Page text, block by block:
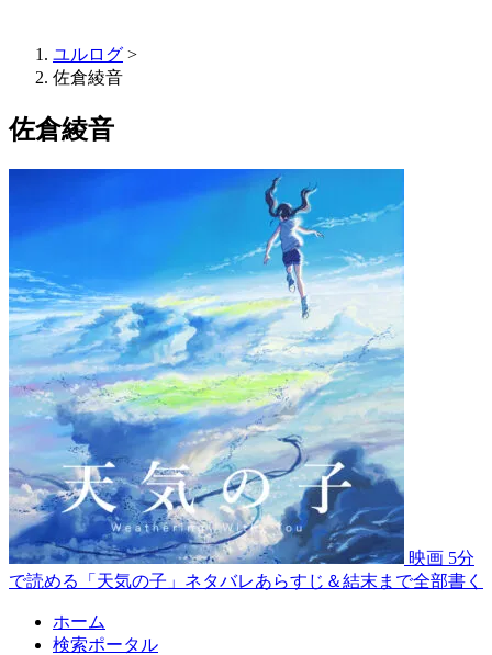
ユルログ >
佐倉綾音
佐倉綾音
映画 5分
で読める「天気の子」ネタバレあらすじ＆結末まで全部書く
ホーム
検索ポータル